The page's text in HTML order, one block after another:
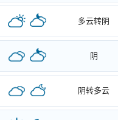
多云转阴
阴
阴转多云